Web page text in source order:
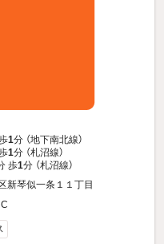
1分 （地下南北線）
1分 （札沼線）
歩1分 （札沼線）
新琴似一条１１丁目